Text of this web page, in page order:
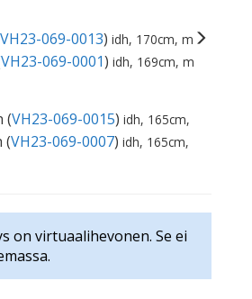
VH23-069-0013) idh, 170cm, m
VH23-069-0001) idh, 169cm, m
(VH23-069-0015) idh, 165cm,
(VH23-069-0007) idh, 165cm,
on virtuaalihevonen. Se ei